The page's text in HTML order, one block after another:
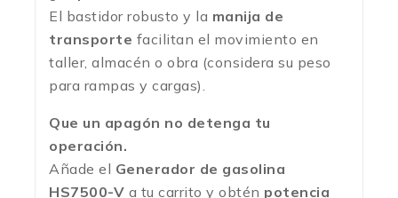
El bastidor robusto y la manija de
transporte facilitan el movimiento en
taller, almacén o obra (considera su peso
para rampas y cargas).
Que un apagón no detenga tu
operación.
Añade el Generador de gasolina
HS7500-V a tu carrito y obtén potencia